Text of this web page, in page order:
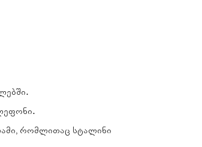
რომლითაც სტალინი